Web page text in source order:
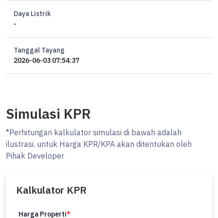
Two bedrooms villa 6 unit
One bedrooms villa 10 unit
Three bedrooms villa 1 unit
Hotel Service & Facilites :
Shopping arcade
Meeting & banqueting facilities
Spa & beauty salon
Fitness center
Genset = 2 X 1.000 kva
Daya Listrik
-
Tanggal Tayang
2026-06-03 07:54:37
Simulasi KPR
*Perhitungan kalkulator simulasi di bawah adalah
ilustrasi. untuk Harga KPR/KPA akan ditentukan oleh
Pihak Developer
Kalkulator KPR
Harga Properti*